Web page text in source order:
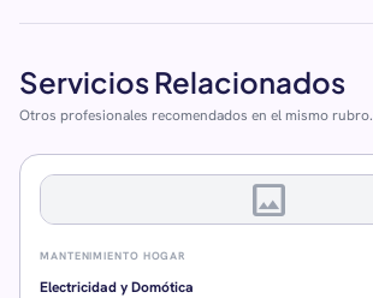
Servicios Relacionados
Otros profesionales recomendados en el mismo rubro.
image
MANTENIMIENTO HOGAR
Electricidad y Domótica